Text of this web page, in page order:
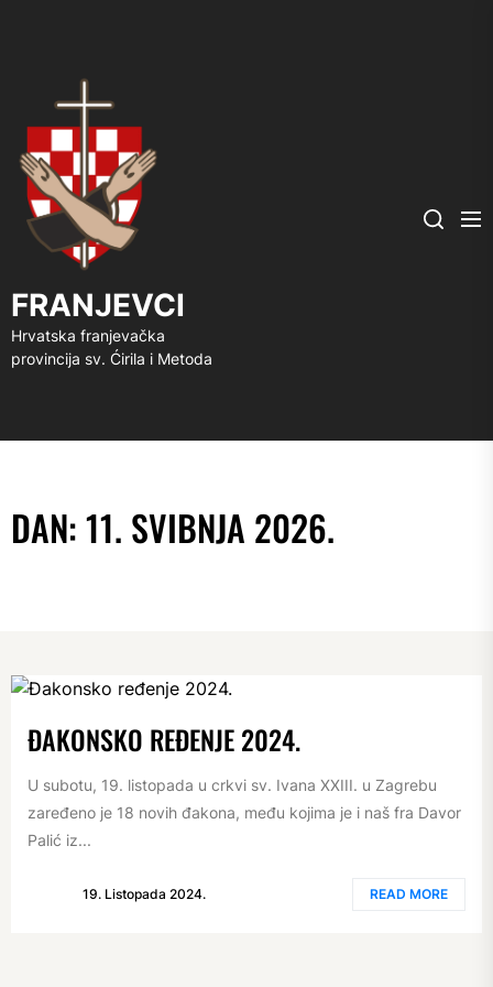
FRANJEVCI
Hrvatska franjevačka
provincija sv. Ćirila i Metoda
Search
DAN:11. SVIBNJA 2026.
ĐAKONSKO REĐENJE 2024.
U subotu, 19. listopada u crkvi sv. Ivana XXIII. u Zagrebu
zaređeno je 18 novih đakona, među kojima je i naš fra Davor
Palić iz...
19. Listopada 2024. READ MORE